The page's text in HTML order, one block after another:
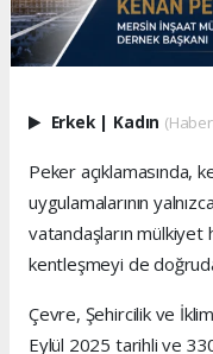
Erkek | Kadın
Peker açıklamasında,
uygulamalarının
vatandaşların mülkiyet
kentleşmeyi de
Çevre, Şehircilik ve
Eylül 2025 tarihli ve